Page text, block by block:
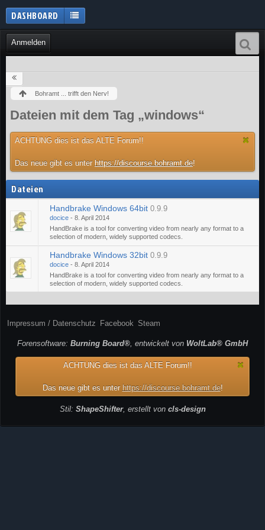
Anmelden
DASHBOARD
Bohramt ... trifft den Nerv!
Dateien mit dem Tag „windows“
ACHTUNG dies ist das ALTE Forum!!
Das neue gibt es unter https://discourse.bohramt.de!
Dateien
Handbrake Windows 64bit 0.9.9
docice - 8. April 2014
HandBrake is a tool for converting video from nearly any format to a
selection of modern, widely supported codecs.
Handbrake Windows 32bit 0.9.9
docice - 8. April 2014
HandBrake is a tool for converting video from nearly any format to a
selection of modern, widely supported codecs.
Impressum / Datenschutz Facebook Steam
Forensoftware: Burning Board®, entwickelt von WoltLab® GmbH
ACHTUNG dies ist das ALTE Forum!!
Das neue gibt es unter https://discourse.bohramt.de!
Stil: ShapeShifter, erstellt von cls-design